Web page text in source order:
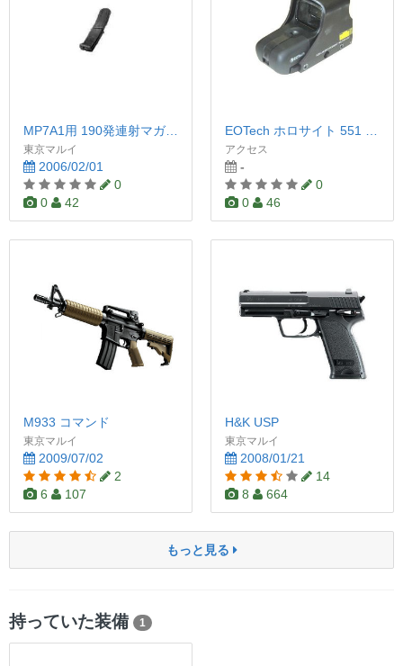
MP7A1用 190発連射マガジン
東京マルイ
2006/02/01
0
0
42
アクセス
-
0
0
46
M933 コマンド
東京マルイ
2009/07/02
2
6
107
H&K USP
東京マルイ
2008/01/21
14
8
664
もっと見る
持っていた装備 1